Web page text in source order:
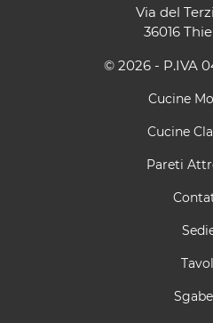
Via del
36016
© 2026 - P.IVA
Cucine
Cucine
Pareti